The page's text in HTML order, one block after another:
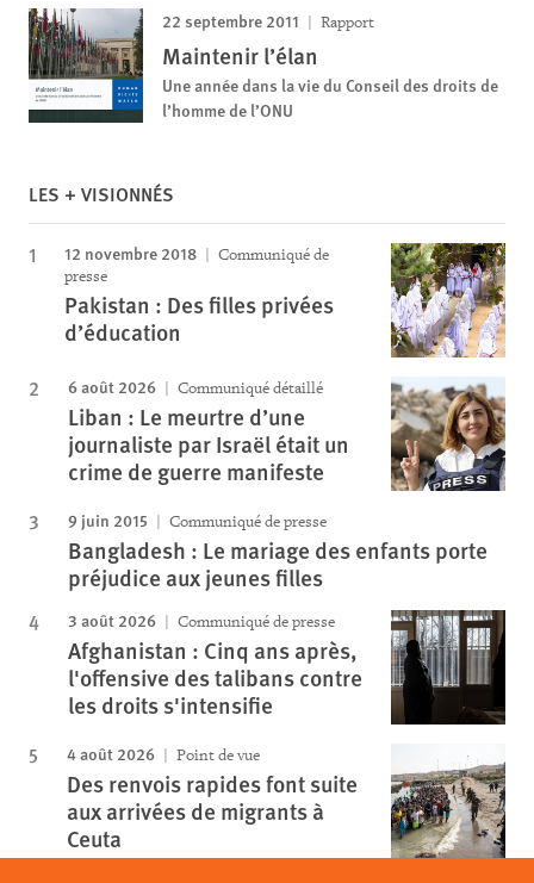
22 septembre 2011 Rapport
Maintenir l’élan
Une année dans la vie du Conseil des droits de
l’homme de l’ONU
LES + VISIONNÉS
12 novembre 2018
Communiqué de
presse
Pakistan : Des filles privées
d’éducation
6 août 2026 Communiqué détaillé
Liban : Le meurtre d’une
journaliste par Israël était un
crime de guerre manifeste
9 juin 2015 Communiqué de presse
Bangladesh : Le mariage des enfants porte
préjudice aux jeunes filles
3 août 2026 Communiqué de presse
Afghanistan : Cinq ans après,
l'offensive des talibans contre
les droits s'intensifie
4 août 2026 Point de vue
Des renvois rapides font suite
aux arrivées de migrants à
Ceuta